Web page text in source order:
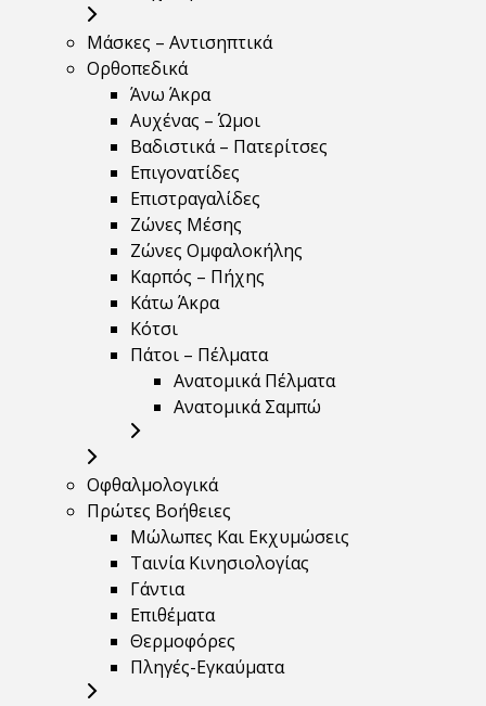
Μάσκες – Αντισηπτικά
Ορθοπεδικά
Άνω Άκρα
Αυχένας – Ώμοι
Βαδιστικά – Πατερίτσες
Επιγονατίδες
Επιστραγαλίδες
Ζώνες Μέσης
Ζώνες Ομφαλοκήλης
Καρπός – Πήχης
Κάτω Άκρα
Κότσι
Πάτοι – Πέλματα
Ανατομικά Πέλματα
Ανατομικά Σαμπώ
Οφθαλμολογικά
Πρώτες Βοήθειες
Μώλωπες Και Εκχυμώσεις
Ταινία Κινησιολογίας
Γάντια
Επιθέματα
Θερμοφόρες
Πληγές-Εγκαύματα